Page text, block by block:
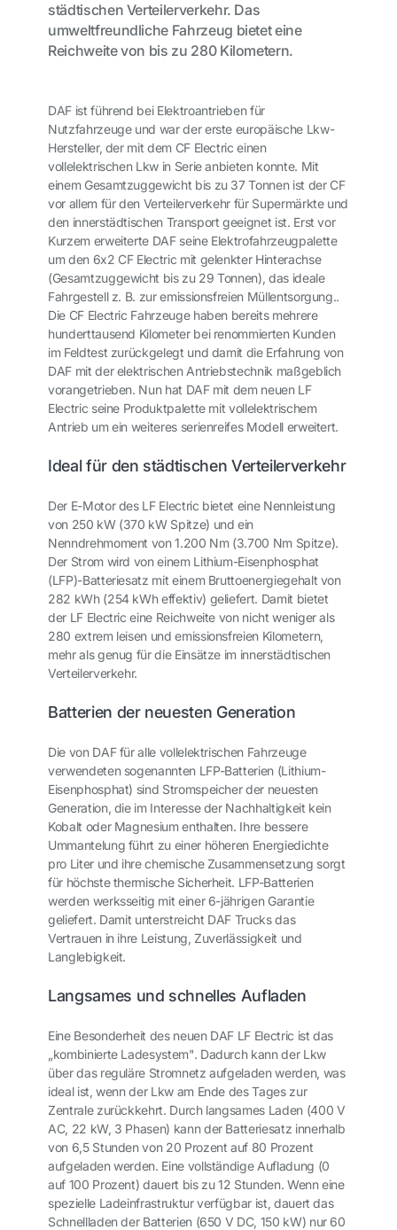
städtischen Verteilerverkehr. Das
umweltfreundliche Fahrzeug bietet eine
Reichweite von bis zu 280 Kilometern.
DAF ist führend bei Elektroantrieben für
Nutzfahrzeuge und war der erste europäische Lkw-
Hersteller, der mit dem CF Electric einen
vollelektrischen Lkw in Serie anbieten konnte. Mit
einem Gesamtzuggewicht bis zu 37 Tonnen ist der CF
vor allem für den Verteilerverkehr für Supermärkte und
den innerstädtischen Transport geeignet ist. Erst vor
Kurzem erweiterte DAF seine Elektrofahrzeugpalette
um den 6x2 CF Electric mit gelenkter Hinterachse
(Gesamtzuggewicht bis zu 29 Tonnen), das ideale
Fahrgestell z. B. zur emissionsfreien Müllentsorgung..
Die CF Electric Fahrzeuge haben bereits mehrere
hunderttausend Kilometer bei renommierten Kunden
im Feldtest zurückgelegt und damit die Erfahrung von
DAF mit der elektrischen Antriebstechnik maßgeblich
vorangetrieben. Nun hat DAF mit dem neuen LF
Electric seine Produktpalette mit vollelektrischem
Antrieb um ein weiteres serienreifes Modell erweitert.
Ideal für den städtischen Verteilerverkehr
Der E-Motor des LF Electric bietet eine Nennleistung
von 250 kW (370 kW Spitze) und ein
Nenndrehmoment von 1.200 Nm (3.700 Nm Spitze).
Der Strom wird von einem Lithium-Eisenphosphat
(LFP)-Batteriesatz mit einem Bruttoenergiegehalt von
282 kWh (254 kWh effektiv) geliefert. Damit bietet
der LF Electric eine Reichweite von nicht weniger als
280 extrem leisen und emissionsfreien Kilometern,
mehr als genug für die Einsätze im innerstädtischen
Verteilerverkehr.
Batterien der neuesten Generation
Die von DAF für alle vollelektrischen Fahrzeuge
verwendeten sogenannten LFP-Batterien (Lithium-
Eisenphosphat) sind Stromspeicher der neuesten
Generation, die im Interesse der Nachhaltigkeit kein
Kobalt oder Magnesium enthalten. Ihre bessere
Ummantelung führt zu einer höheren Energiedichte
pro Liter und ihre chemische Zusammensetzung sorgt
für höchste thermische Sicherheit. LFP-Batterien
werden werksseitig mit einer 6-jährigen Garantie
geliefert. Damit unterstreicht DAF Trucks das
Vertrauen in ihre Leistung, Zuverlässigkeit und
Langlebigkeit.
Langsames und schnelles Aufladen
Eine Besonderheit des neuen DAF LF Electric ist das
„kombinierte Ladesystem". Dadurch kann der Lkw
über das reguläre Stromnetz aufgeladen werden, was
ideal ist, wenn der Lkw am Ende des Tages zur
Zentrale zurückkehrt. Durch langsames Laden (400 V
AC, 22 kW, 3 Phasen) kann der Batteriesatz innerhalb
von 6,5 Stunden von 20 Prozent auf 80 Prozent
aufgeladen werden. Eine vollständige Aufladung (0
auf 100 Prozent) dauert bis zu 12 Stunden. Wenn eine
spezielle Ladeinfrastruktur verfügbar ist, dauert das
Schnellladen der Batterien (650 V DC, 150 kW) nur 60